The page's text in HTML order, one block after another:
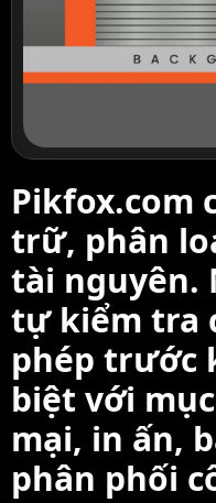
Pikfox.com
trữ, phân
tài nguyên.
tự kiểm tra
phép trước
biệt với
mại, in ấn,
phân phối